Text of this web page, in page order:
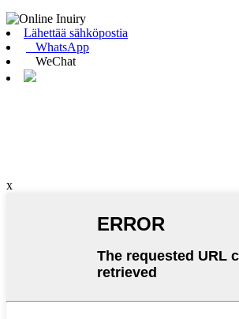
Lähettää sähköpostia
WhatsApp
WeChat
x